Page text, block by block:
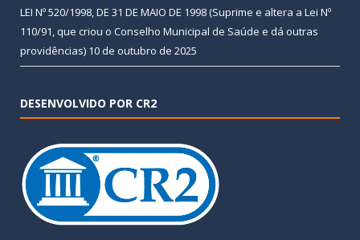
LEI Nº 520/1998, DE 31 DE MAIO DE 1998 (Suprime e altera a Lei Nº
110/91, que criou o Conselho Municipal de Saúde e dá outras
providências) 10 de outubro de 2025
DESENVOLVIDO POR CR2